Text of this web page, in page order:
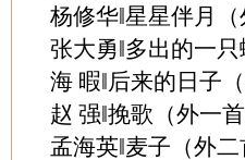
杨修华‖星星伴月（
张大勇‖多出的一只
海 暇‖后来的日子（
赵 强‖挽歌（外一首
孟海英‖麦子（外二